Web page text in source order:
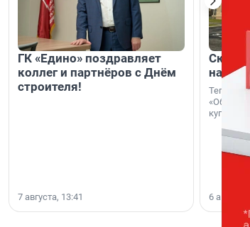
ГК «Едино» поздравляет
коллег и партнёров с Днём
строителя!
7 августа, 13:41
на
Теперь
купить
6